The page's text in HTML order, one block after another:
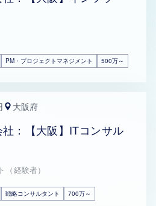
PM・プロジェクトマネジメント 500万～
大阪府
：【大阪】ITコンサル
（経験者）
戦略コンサルタント 700万～